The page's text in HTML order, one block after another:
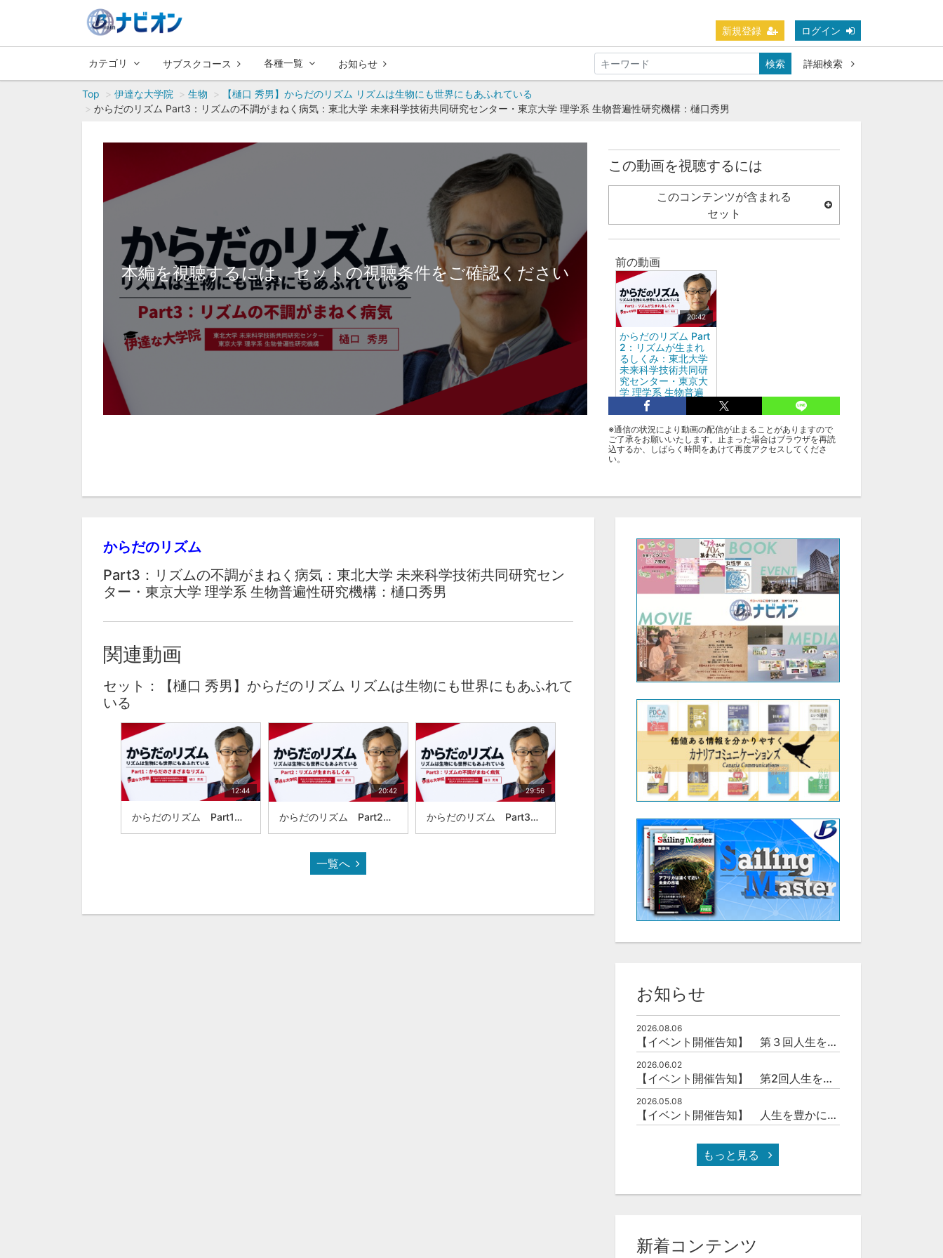
新規登録 ログイン
カテゴリ サブスクコース 各種一覧 お知らせ 検索 詳細検索
Top 伊達な大学院 生物
【樋口 秀男】からだのリズム リズムは生物にも世界にもあふれている
からだのリズム Part3：リズムの不調がまねく病気：東北大学 未来科学技術共同研究センター・東京大学 理学系 生物普遍性研究機構：樋口秀男
本編を視聴するには、セットの視聴条件をご確認ください
この動画を視聴するには
このコンテンツが含まれる
セット
前の動画
20:42
からだのリズム Part
2：リズムが生まれ
るしくみ：東北大学
未来科学技術共同研
究センター・東京大
学 理学系 生物普遍
性研究機構：樋口秀
男
タグ
※通信の状況により動画の配信が止まることがありますので
ご了承をお願いいたします。止まった場合はブラウザを再読
込するか、しばらく時間をあけて再度アクセスしてくださ
い。
からだのリズム
Part3：リズムの不調がまねく病気：東北大学 未来科学技術共同研究セン
ター・東京大学 理学系 生物普遍性研究機構：樋口秀男
関連動画
セット：【樋口 秀男】からだのリズム リズムは生物にも世界にもあふれて
いる
12:44
からだのリズム Part1：からだのさまざまなリズム：東北大学 未来科学技術共同研究センター・東京大学 理学系 生物普遍性研究機構：樋口秀男
20:42
からだのリズム Part2：リズムが生まれるしくみ：東北大学 未来科学技術共同研究センター・東京大学 理学系 生物普遍性研究機構：樋口秀男
29:56
からだのリズム Part3：リズムの不調がまねく病気：東北大学 未来科学技術共同研究センター・東京大学 理学系 生物普遍性研究機構：樋口秀男
一覧へ
お知らせ
2026.08.06
【イベント開催告知】 第３回人生を豊かにする「本の力」を学ぶ会
2026.06.02
【イベント開催告知】 第2回人生を豊かにする「本の力」を学ぶ会
2026.05.08
【イベント開催告知】 人生を豊かにする「本の力」を学ぶ会
もっと見る
新着コンテンツ